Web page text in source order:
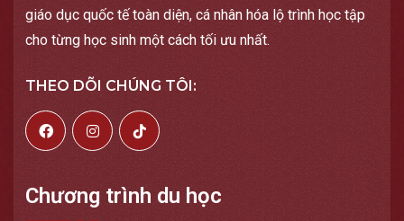
giáo dục quốc tế toàn diện, cá nhân hóa lộ trình học tập
cho từng học sinh một cách tối ưu nhất.
THEO DÕI CHÚNG TÔI:
Chương trình du học